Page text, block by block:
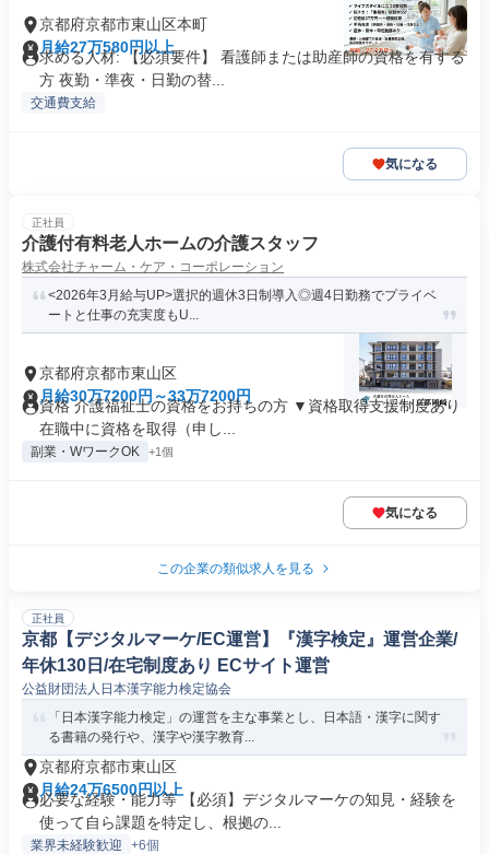
京都府京都市東山区本町
月給27万580円以上
求める人材: 【必須要件】 看護師または助産師の資格を有する
方 夜勤・準夜・日勤の替...
交通費支給
気になる
正社員
介護付有料老人ホームの介護スタッフ
株式会社チャーム・ケア・コーポレーション
<2026年3月給与UP>選択的週休3日制導入◎週4日勤務でプライベ
ートと仕事の充実度もU...
京都府京都市東山区
月給30万7200円～33万7200円
資格 介護福祉士の資格をお持ちの方 ▼資格取得支援制度あり
在職中に資格を取得（申し...
副業・WワークOK +1個
気になる
この企業の類似求人を見る
正社員
京都【デジタルマーケ/EC運営】『漢字検定』運営企業/
年休130日/在宅制度あり ECサイト運営
公益財団法人日本漢字能力検定協会
「日本漢字能力検定」の運営を主な事業とし、日本語・漢字に関す
る書籍の発行や、漢字や漢字教育...
京都府京都市東山区
月給24万6500円以上
必要な経験・能力等 【必須】デジタルマーケの知見・経験を
使って自ら課題を特定し、根拠の...
業界未経験歓迎 +6個